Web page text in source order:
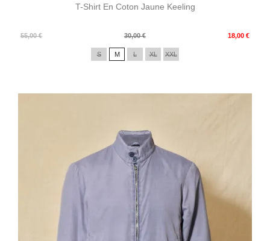
T-Shirt En Coton Jaune Keeling
55,00 €
Prix
30,00 € 18,00 €
Prix
S M L XL XXL